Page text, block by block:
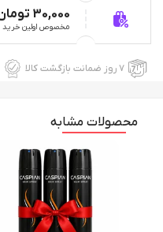
30,000 تومان
مخصوص اولین خرید
۷ روز ضمانت بازگشت کالا
محصولات مشابه